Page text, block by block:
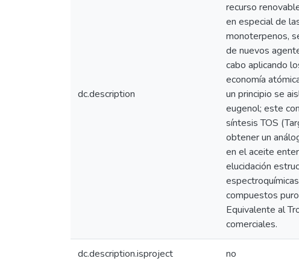
dc.description
recurso
en especial de
monoterpenos,
de nuevos
cabo aplicando
economía
un principio se
eugenol; este
síntesis TOS
obtener un
en el aceite
elucidación
compuestos
Equivalente al
comerciales.
dc.description.isproject no